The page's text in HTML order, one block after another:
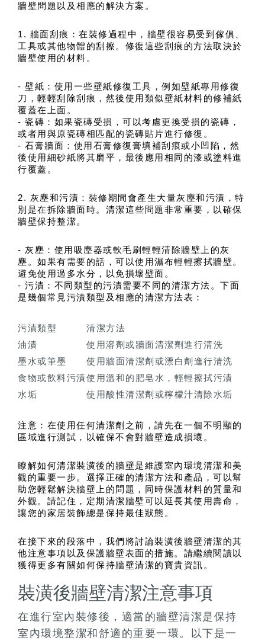
牆壁問題以及相應的解決方案。
1. 牆面刮痕：在裝修過程中，牆壁很容易受到傢俱、
工具或其他物體的刮擦。修復這些刮痕的方法取決於
牆壁使用的材料。
- 壁紙：使用一些壁紙修復工具，例如壁紙專用修復
刀，輕輕刮除刮痕，然後使用類似壁紙材料的修補紙
覆蓋在上面。
- 瓷磚：如果瓷磚受損，可以考慮更換受損的瓷磚，
或者用與原瓷磚相匹配的瓷磚貼片進行修復。
- 石膏牆面：使用石膏修復膏填補刮痕或小凹陷，然
後使用細砂紙將其磨平，最後應用相同的漆或塗料進
行覆蓋。
2. 灰塵和污漬：裝修期間會產生大量灰塵和污漬，特
別是在拆除牆面時。清潔這些問題非常重要，以確保
牆壁保持整潔。
- 灰塵：使用吸塵器或軟毛刷輕輕清除牆壁上的灰
塵。如果有需要的話，可以使用濕布輕輕擦拭牆壁。
避免使用過多水分，以免損壞壁面。
- 污漬：不同類型的污漬需要不同的清潔方法。下面
是幾個常見污漬類型及相應的清潔方法表：
污漬類型
清潔方法
油漬
使用溶劑或牆面清潔劑進行清洗
墨水或筆墨
使用牆面清潔劑或漂白劑進行清洗
食物或飲料污漬使用溫和的肥皂水，輕輕擦拭污漬
水垢
使用酸性清潔劑或檸檬汁清除水垢
注意：在使用任何清潔劑之前，請先在一個不明顯的
區域進行測試，以確保不會對牆壁造成損壞。
瞭解如何清潔裝潢後的牆壁是維護室內環境清潔和美
觀的重要一步。選擇正確的清潔方法和產品，可以幫
助您輕鬆解決牆壁上的問題，同時保護材料的質量和
外觀。請記住，定期清潔牆壁可以延長其使用壽命，
讓您的家居裝飾總是保持最佳狀態。
在接下來的段落中，我們將討論裝潢後牆壁清潔的其
他注意事項以及保護牆壁表面的措施。請繼續閱讀以
獲得更多有關如何保持牆壁清潔的寶貴資訊。
裝潢後牆壁清潔注意事項
在進行室內裝修後，適當的牆壁清潔是保持
室內環境整潔和舒適的重要一環。以下是一